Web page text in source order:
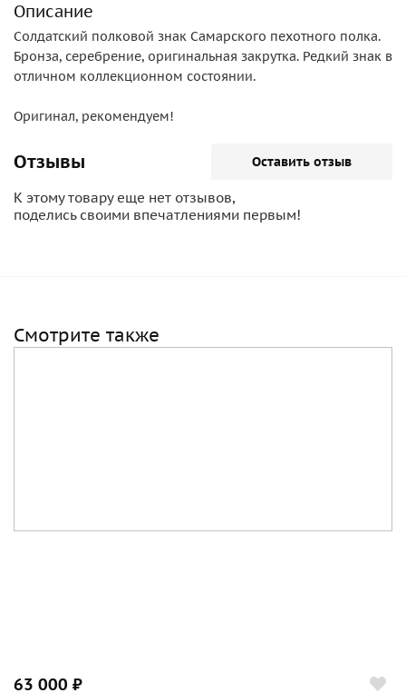
Описание
Солдатский полковой знак Самарского пехотного полка.
Бронза, серебрение, оригинальная закрутка. Редкий знак в
отличном коллекционном состоянии.
Оригинал, рекомендуем!
Отзывы Оставить отзыв
К этому товару еще нет отзывов,
поделись своими впечатлениями первым!
Смотрите также
63 000 ₽